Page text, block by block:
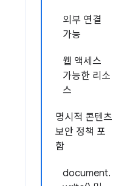
외부 연결
가능
웹 액세스
가능한 리소
스
명시적 콘텐츠
보안 정책 포
함
document.